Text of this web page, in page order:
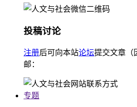
投稿讨论
注册后可向本站论坛提交文章（
邮：
专题